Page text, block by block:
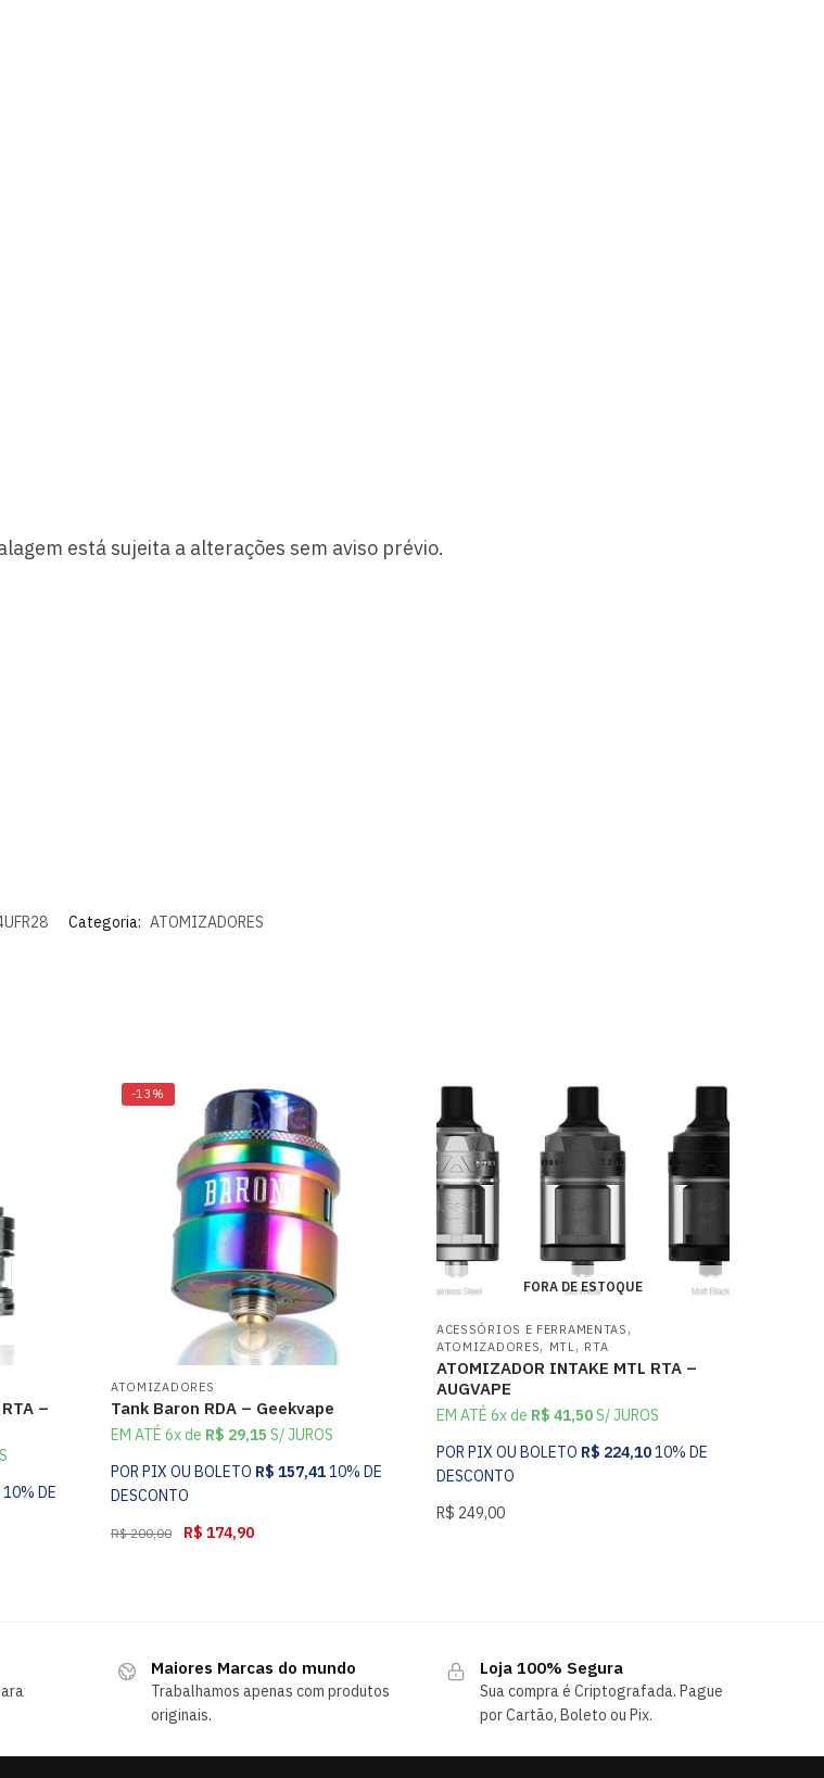
está sujeita a alterações sem aviso prévio.
Categoria: ATOMIZADORES
–
10% DE
-13%
ATOMIZADORES
Tank Baron RDA – Geekvape
EM ATÉ 6x de R$ 29,15 S/ JUROS
POR PIX OU BOLETO R$ 157,4110% DE
DESCONTO
R$200,00 R$ 174,90
FORA DE ESTOQUE
ACESSÓRIOS E FERRAMENTAS,
ATOMIZADORES, MTL, RTA
ATOMIZADOR INTAKE MTL RTA –
AUGVAPE
EM ATÉ 6x de R$ 41,50S/ JUROS
POR PIX OU BOLETO R$ 224,1010% DE
DESCONTO
R$ 249,00
Maiores Marcas do mundo
Trabalhamos apenas com produtos
originais.
Loja 100% Segura
Sua compra é Criptografada. Pague
por Cartão, Boleto ou Pix.